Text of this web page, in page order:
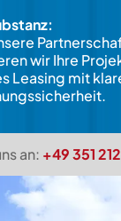
wir Ihre
Leasing mit
an: +49 351